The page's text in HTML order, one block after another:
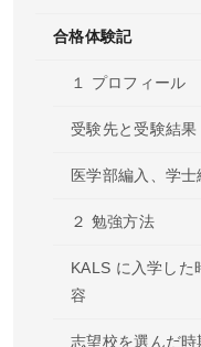
ガイダンス・個別相談
受講プランナー個別相
チューター個別相談
ガイダンス・説明会に
過去のガイダンス・説明
合格体験記
１ プロフィール
受験先と受験結果
医学部編入、学
２ 勉強方法
KALS に入学した
容
志望校を選んだ時